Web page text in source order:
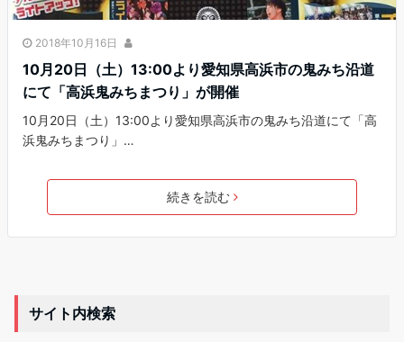
2018年10月16日
10月20日（土）13:00より愛知県高浜市の鬼みち沿道
にて「高浜鬼みちまつり」が開催
10月20日（土）13:00より愛知県高浜市の鬼みち沿道にて「高
浜鬼みちまつり」…
続きを読む
サイト内検索